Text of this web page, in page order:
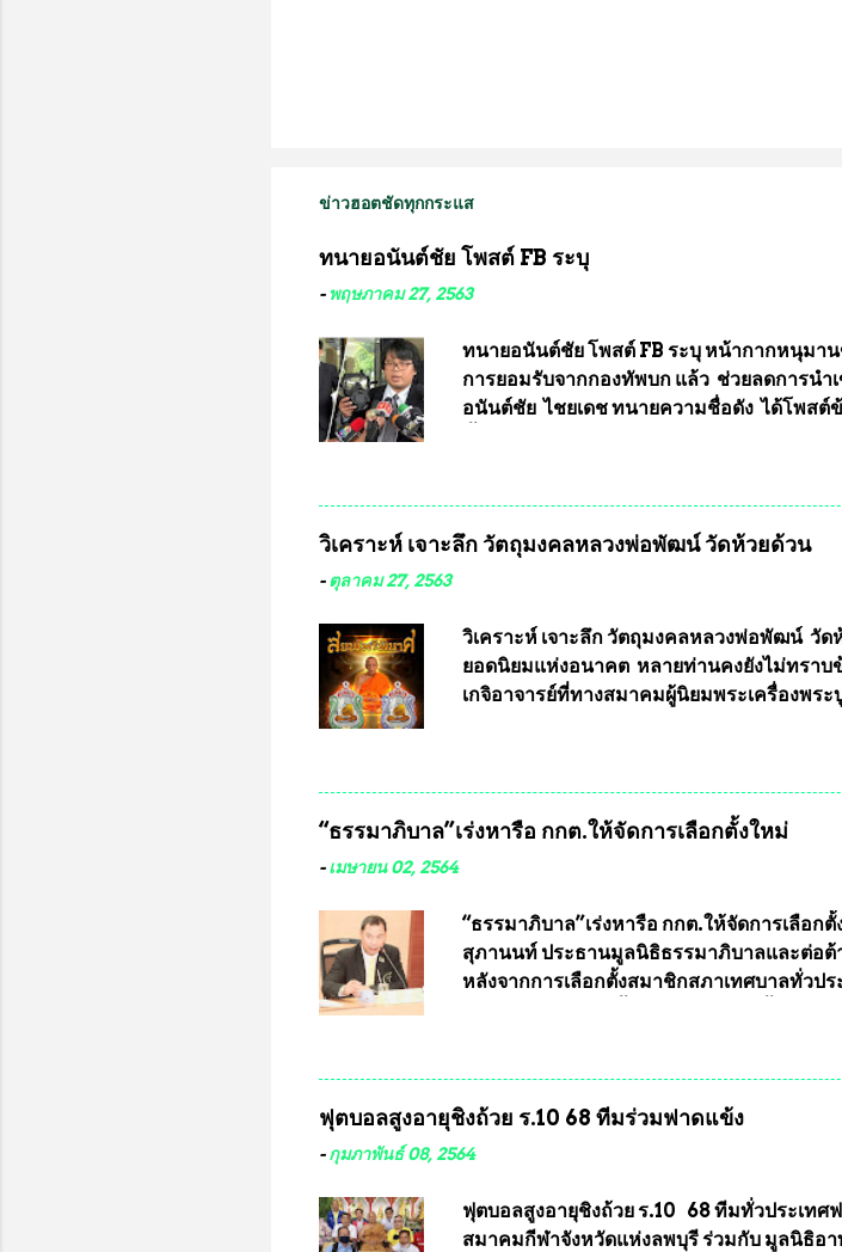
ข่าวฮอตชัดทุกกระแส
ทนายอนันต์ชัย โพสต์ FB ระบุ
- พฤษภาคม 27, 2563
ทนายอนันต์ชัย โพสต์ FB ระบุ หน้ากากหนุมา
การยอมรับจากกองทัพบก แล้ว ช่วยลดการ
อนันต์ชัย ไชยเดช ทนายความชื่อดัง ได้โพสต์
ว่า หน้ากากป้องกันสารพิษทางทหาร ถ้าสามาร
กับประเทศชาติอย่างยิ่ง ผมจะดีใจและภูมิใจม
ทหารนี้ได้รับการผลิตในประเทศลดการนำเข้า
จำหน่ายส่งออกต่างประเทศได้ โดยทีมทนา
วิเคราะห์ เจาะลึก วัตถุมงคลหลวงพ่อพัฒน์ วัดห้วยด้วน
-ตุลาคม 27, 2563
วิเคราะห์ เจาะลึก วัตถุมงคลหลวงพ่อพัฒน์ วั
ยอดนิยมแห่งอนาคต หลายท่านคงยังไม่ทราบข้
เกจิอาจารย์ที่ทางสมาคมผู้นิยมพระเครื่องพร
หมุน แต่พระเครื่องหลวงพ่อคูณ มีเพียงบางรุ่
ในอนาคต หากทางสมาคมฯ มีการบรรจุพระเ
ประกวดแบบถาวรบ้าง ก็คงจะมีการคัดเลือกเพี
เข้ารายการประกวดต้องมีคุณสมบัติชัดเจนดัง
และรันหมายเลข (พร้อมทั้งมีการทำลายบล๊อก
ประกาศจำนวนการจัดสร้างให้ชัดเจน ว่าสร้า
“ธรรมาภิบาล”เร่งหารือ กกต.ให้จัดการเลือกตั้งใหม่
-เมษายน 02, 2564
“ธรรมาภิบาล”เร่งหารือ กกต.ให้จัดการเลือ
สุภานนท์ ประธานมูลนิธิธรรมาภิบาลและต่อต้
หลังจากการเลือกตั้งสมาชิกสภาเทศบาลทั่วป
กฎหมายการเลือกตั้ง นายณัฏฐ์ ธีรณัฐสุภานนท์
กฎหมายการเลือกตั้งเข้ามาเป็นจำนวนมาก โ
กรรมการการเลือกตั้ง เพื่อให้ตั้งคณะกรรมการ
เลือกตั้งใหม่อีกครั้ง ประธานมูลนิธิธรรมาภิบา
“นครเชียงใหม่เป็นเขตพื้นที่เศรษฐกิจอันสำคั
ฟุตบอลสูงอายุชิงถ้วย ร.10 68 ทีมร่วมฟาดแข้ง
-กุมภาพันธ์ 08, 2564
ฟุตบอลสูงอายุชิงถ้วย ร.10 68 ทีมทั่วประเทศฟ
สมาคมกีฬาจังหวัดแห่งลพบุรี ร่วมกับ มูลนิธิอา